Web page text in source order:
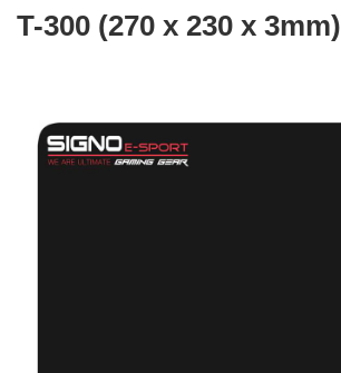
T-300 (270 x 230 x 3mm)